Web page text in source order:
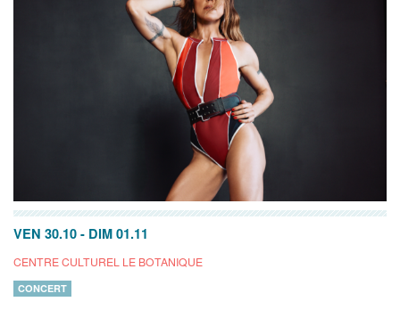
VEN 30.10 - DIM 01.11
CENTRE CULTUREL LE BOTANIQUE
CONCERT